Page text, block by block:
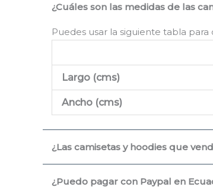
¿Cuáles son las medidas de las
Puedes usar la siguiente tabla
Largo (cms)
Ancho (cms)
¿Las camisetas y hoodies que
¿Puedo pagar con Paypal en